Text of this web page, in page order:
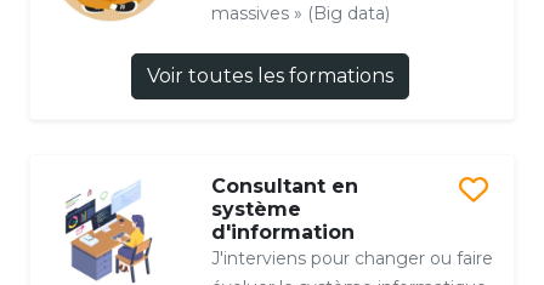
massives » (Big data)
Voir toutes les formations
Consultant en
système
d'information
J'interviens pour changer ou faire